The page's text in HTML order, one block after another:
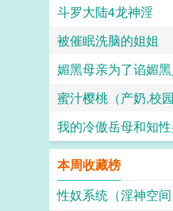
斗罗大陆4龙神淫
被催眠洗脑的姐姐
蜜汁樱桃（产奶,校
本周收藏榜
性奴系统（淫神空间